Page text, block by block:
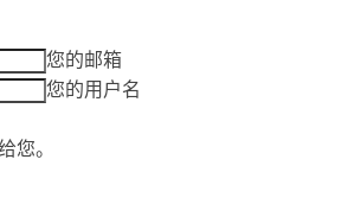
您的邮箱
您的用户名
您。